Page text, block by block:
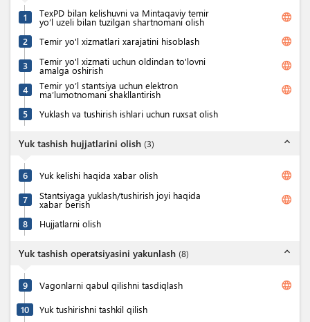
1 TexPD bilan kelishuvni va Mintaqaviy temir
yo’l uzeli bilan tuzilgan shartnomani olish language
2 Temir yo'l xizmatlari xarajatini hisoblash language
3 Temir yo'l xizmati uchun oldindan to'lovni
amalga oshirish language
4 Temir yo’l stantsiya uchun elektron
ma’lumotnomani shakllantirish language
5 Yuklash va tushirish ishlari uchun ruxsat olish
Yuk tashish hujjatlarini olish (3) expand_less
6 Yuk kelishi haqida xabar olish language
7 Stantsiyaga yuklash/tushirish joyi haqida
xabar berish language
8 Hujjatlarni olish
Yuk tashish operatsiyasini yakunlash (8) expand_less
9 Vagonlarni qabul qilishni tasdiqlash language
10 Yuk tushirishni tashkil qilish